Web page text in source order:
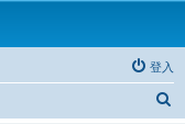
登入